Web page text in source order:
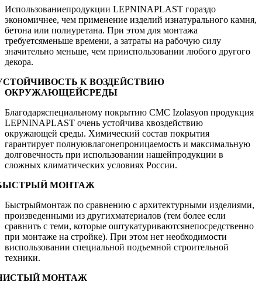
Использованиепродукции LEPNINAPLAST гораздо
экономичнее, чем применение изделий изнатурального камня,
бетона или полиуретана. При этом для монтажа
требуетсяменьше времени, а затраты на рабочую силу
значительно меньше, чем прииспользовании любого другого
декора.
К ВОЗДЕЙСТВИЮ
ОКРУЖАЮЩЕЙСРЕДЫ
Благодаряспециальному покрытию CMC Izolasyon продукция
LEPNINAPLAST очень устойчива квоздействию
окружающей среды. Химический состав покрытия
гарантирует полнуювлагонепроницаемость и максимальную
долговечность при использовании нашейпродукции в
сложных климатических условиях России.
МОНТАЖ
Быстрыймонтаж по сравнению с архитектурными изделиями,
произведенными из другихматериалов (тем более если
сравнить с теми, которые оштукатуриваютсянепосредственно
при монтаже на стройке). При этом нет необходимости
виспользовании специальной подъемной строительной
техники.
МОНТАЖ